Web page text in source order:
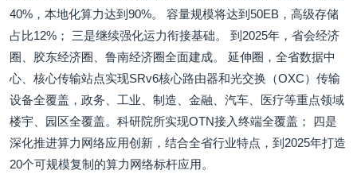
40%，本地化算力达到90%。 容量规模将达到50EB，高级存储
占比12%； 三是继续强化运力衔接基础。 到2025年，省会经济
圈、胶东经济圈、鲁南经济圈全面建成。 延伸圈，全省数据中
心、核心传输站点实现SRv6核心路由器和光交换（OXC）传输
设备全覆盖，政务、工业、制造、金融、汽车、医疗等重点领域
楼宇、园区全覆盖。科研院所实现OTN接入终端全覆盖； 四是
深化推进算力网络应用创新，结合全省行业特点，到2025年打造
20个可规模复制的算力网络标杆应用。